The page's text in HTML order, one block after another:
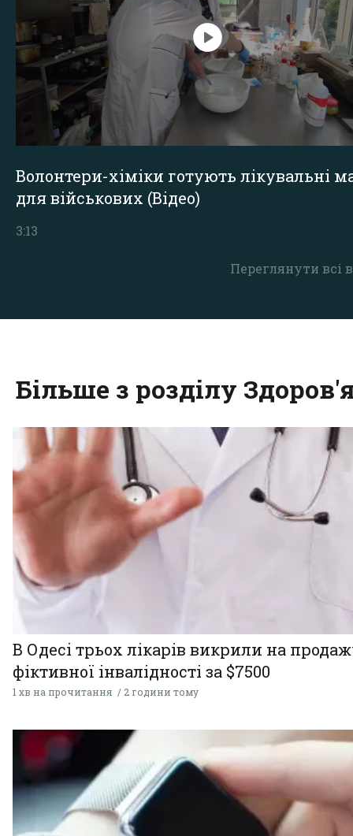
Переглянути всі
Волонтери-хіміки готують лікувальні
для військових (Відео)
3:13
Більше з розділу
В Одесі трьох лікарів викрили на
фіктивної інвалідності за $7500
1 хв на прочитання 2 години тому